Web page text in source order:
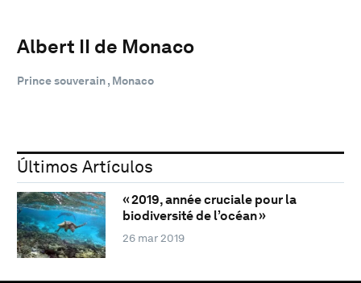
Albert II de Monaco
Prince souverain , Monaco
Últimos Artículos
« 2019, année cruciale pour la
biodiversité de l’océan »
26 mar 2019